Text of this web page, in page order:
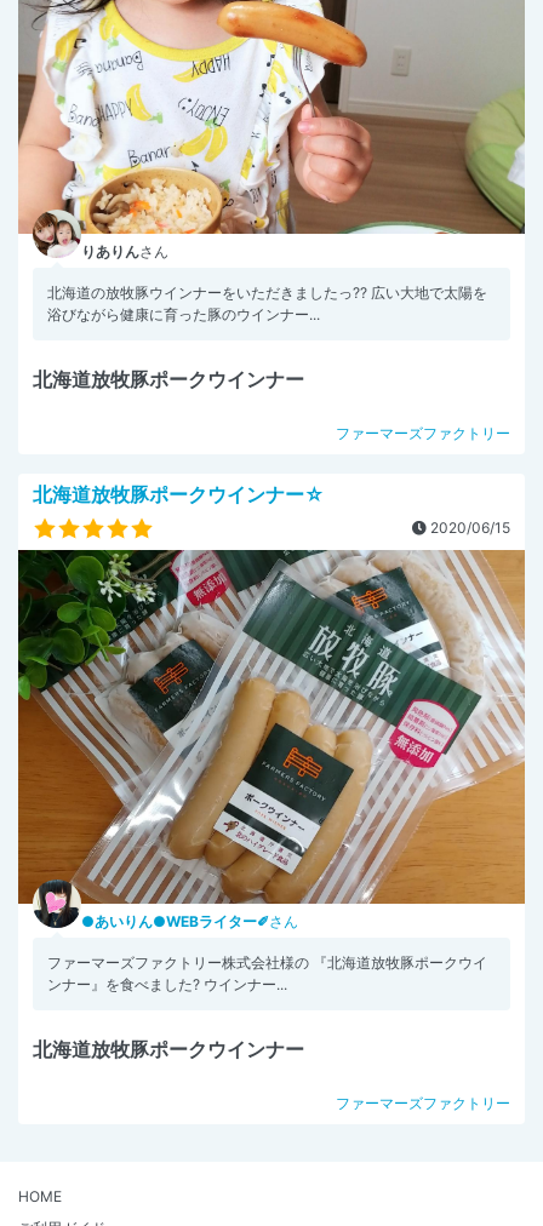
りありんさん
北海道の放牧豚ウインナーをいただきましたっ?? 広い大地で太陽を
浴びながら健康に育った豚のウインナー...
北海道放牧豚ポークウインナー
ファーマーズファクトリー
北海道放牧豚ポークウインナー☆
2020/06/15
●あいりん●WEBライター✐さん
ファーマーズファクトリー株式会社様の 『北海道放牧豚ポークウイ
ンナー』を食べました? ウインナー...
北海道放牧豚ポークウインナー
ファーマーズファクトリー
HOME